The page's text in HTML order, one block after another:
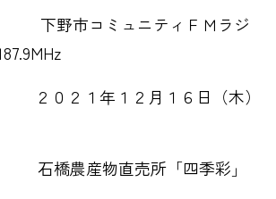
野市コミュニティＦＭラジ
２１年１２月１６日（木）
石橋農産物直売所「四季彩」